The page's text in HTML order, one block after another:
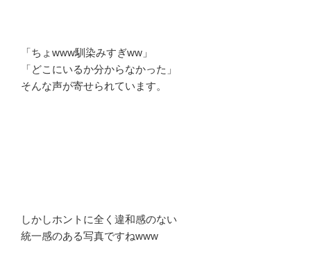
「ちょwww馴染みすぎww」
「どこにいるか分からなかった」
そんな声が寄せられています。
しかしホントに全く違和感のない
統一感のある写真ですねwww